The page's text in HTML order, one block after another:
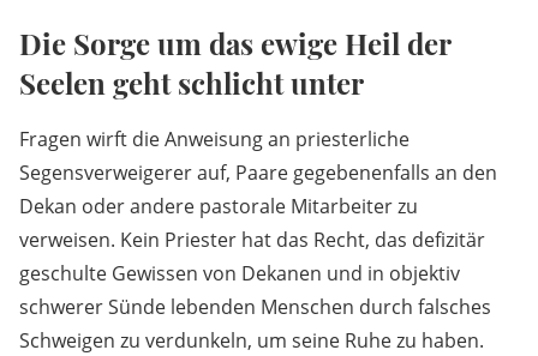
Die Sorge um das ewige Heil der
Seelen geht schlicht unter
Fragen wirft die Anweisung an priesterliche
Segensverweigerer auf, Paare gegebenenfalls an den
Dekan oder andere pastorale Mitarbeiter zu
verweisen. Kein Priester hat das Recht, das defizitär
geschulte Gewissen von Dekanen und in objektiv
schwerer Sünde lebenden Menschen durch falsches
Schweigen zu verdunkeln, um seine Ruhe zu haben.